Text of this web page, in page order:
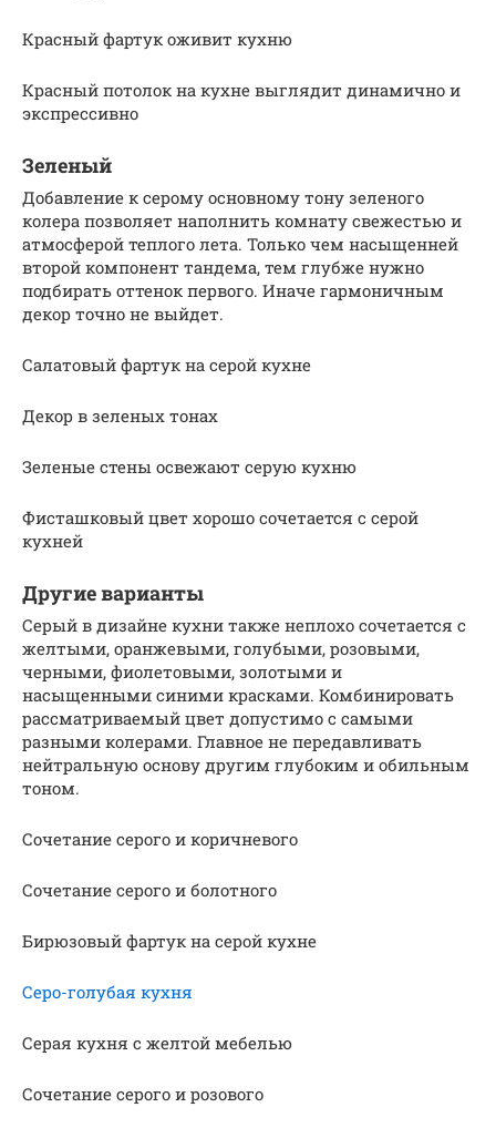
Красный фартук оживит кухню
Красный потолок на кухне выглядит динамично и
экспрессивно
Зеленый
Добавление к серому основному тону зеленого
колера позволяет наполнить комнату свежестью и
атмосферой теплого лета. Только чем насыщенней
второй компонент тандема, тем глубже нужно
подбирать оттенок первого. Иначе гармоничным
декор точно не выйдет.
Салатовый фартук на серой кухне
Декор в зеленых тонах
Зеленые стены освежают серую кухню
Фисташковый цвет хорошо сочетается с серой
кухней
Другие варианты
Серый в дизайне кухни также неплохо сочетается с
желтыми, оранжевыми, голубыми, розовыми,
черными, фиолетовыми, золотыми и
насыщенными синими красками. Комбинировать
рассматриваемый цвет допустимо с самыми
разными колерами. Главное не передавливать
нейтральную основу другим глубоким и обильным
тоном.
Сочетание серого и коричневого
Сочетание серого и болотного
Бирюзовый фартук на серой кухне
Серо-голубая кухня
Серая кухня с желтой мебелью
Сочетание серого и розового